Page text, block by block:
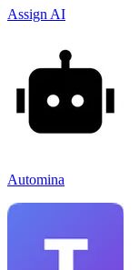
Assign AI
Automina